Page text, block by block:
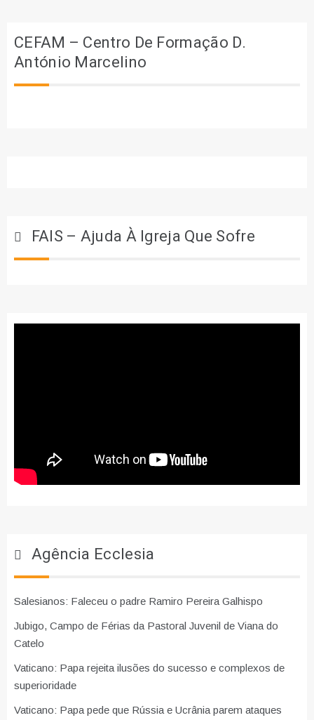
CEFAM – Centro De Formação D.
António Marcelino
FAIS – Ajuda À Igreja Que Sofre
Agência Ecclesia
Salesianos: Faleceu o padre Ramiro Pereira Galhispo
Jubigo, Campo de Férias da Pastoral Juvenil de Viana do
Catelo
Vaticano: Papa rejeita ilusões do sucesso e complexos de
superioridade
Vaticano: Papa pede que Rússia e Ucrânia parem ataques